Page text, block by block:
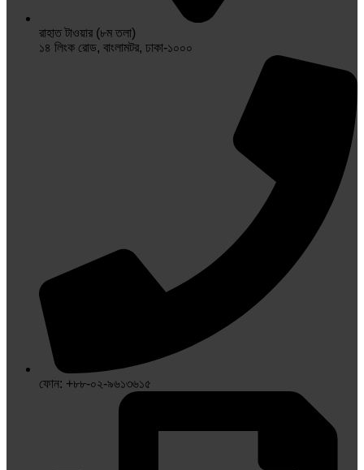
রাহাত টাওয়ার (৮ম তলা)
১৪ লিংক রোড, বাংলামটর, ঢাকা-১০০০
ফোন: +৮৮-০২-৯৬১৩৬১৫